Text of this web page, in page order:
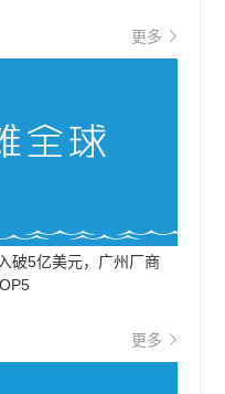
更多
破5亿美元，广州厂商
更多